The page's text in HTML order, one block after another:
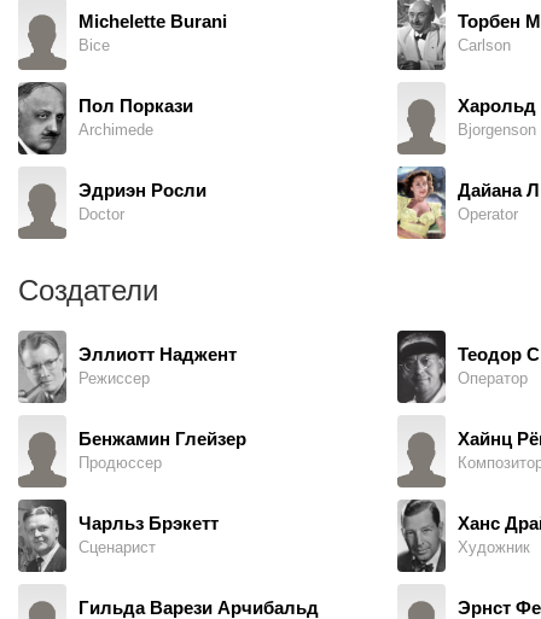
Michelette Burani
Bice
Пол Поркази
Archimede
Эдриэн Росли
Doctor
Торбен
Carlson
Харольд
Bjorgenson
Дайана
Operator
Создатели
Эллиотт Наджент
Режиссер
Бенжамин Глейзер
Продюссер
Чарльз Брэкетт
Сценарист
Гильда Варези Арчибальд
Теодор
Оператор
Хайнц
Ханс
Художник
Эрнст